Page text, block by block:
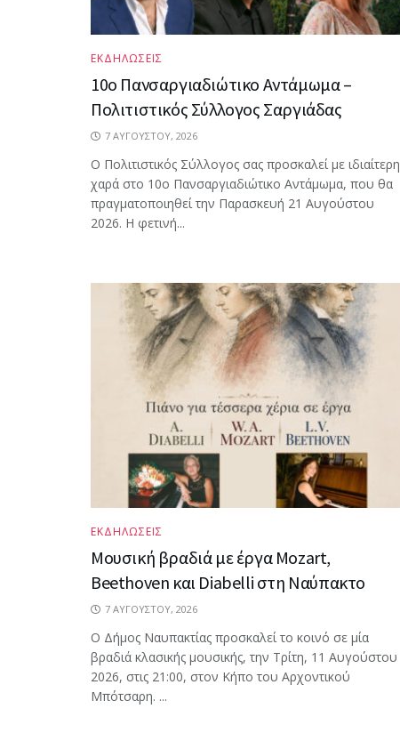
ΕΚΔΗΛΩΣΕΙΣ
10ο Πανσαργιαδιώτικο Αντάμωμα –
Πολιτιστικός Σύλλογος Σαργιάδας
7 ΑΥΓΟΎΣΤΟΥ, 2026
Ο Πολιτιστικός Σύλλογος σας προσκαλεί με ιδιαίτερη
χαρά στο 10ο Πανσαργιαδιώτικο Αντάμωμα, που θα
πραγματοποιηθεί την Παρασκευή 21 Αυγούστου
2026. Η φετινή...
ΕΚΔΗΛΩΣΕΙΣ
Μουσική βραδιά με έργα Mozart,
Beethoven και Diabelli στη Ναύπακτο
7 ΑΥΓΟΎΣΤΟΥ, 2026
Ο Δήμος Ναυπακτίας προσκαλεί το κοινό σε μία
βραδιά κλασικής μουσικής, την Τρίτη, 11 Αυγούστου
2026, στις 21:00, στον Κήπο του Αρχοντικού
Μπότσαρη. ...